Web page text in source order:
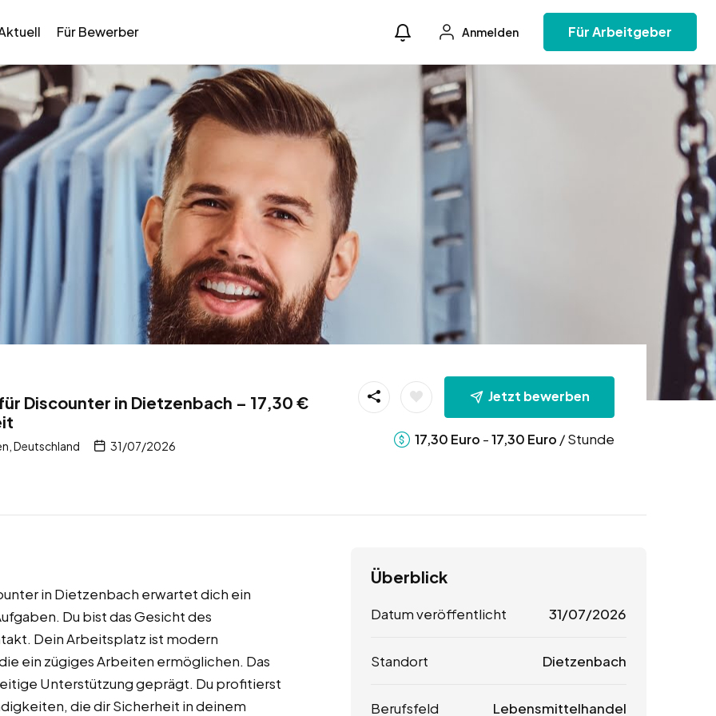
Für Bewerber Anmelden Für Arbeitgeber
Discounter in Dietzenbach – 17,30 €
Deutschland 31/07/2026
Jetzt bewerben
17,30 Euro -17,30 Euro / Stunde
in Dietzenbach erwartet dich ein
Du bist das Gesicht des
Dein Arbeitsplatz ist modern
ein zügiges Arbeiten ermöglichen. Das
Unterstützung geprägt. Du profitierst
die dir Sicherheit in deinem
Überblick
Datum veröffentlicht 31/07/2026
Standort Dietzenbach
Berufsfeld Lebensmittelhandel